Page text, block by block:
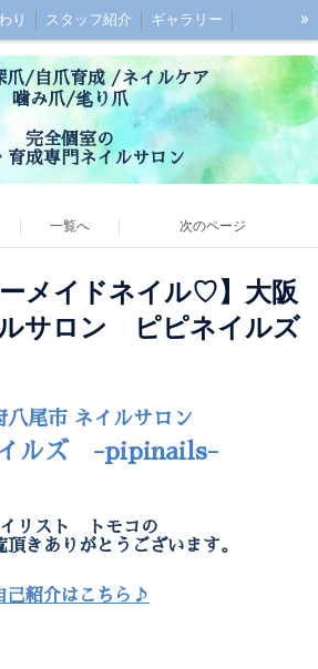
り スタッフ紹介 ギャラリー
の方へ ご予約 最強のネイルケアとは？
アクセス お問い合わせ お客様の声
»
爪/自爪育成 /ネイルケア
噛み爪/毟り爪
完全個室の
育成専門ネイルサロン
一覧へ 次のページ
ーメイドネイル♡】大阪
サロン ピピネイルズ
八尾市 ネイルサロン
イルズ -pipinails-
リスト トモコの
頂きありがとうございます。
己紹介はこちら♪